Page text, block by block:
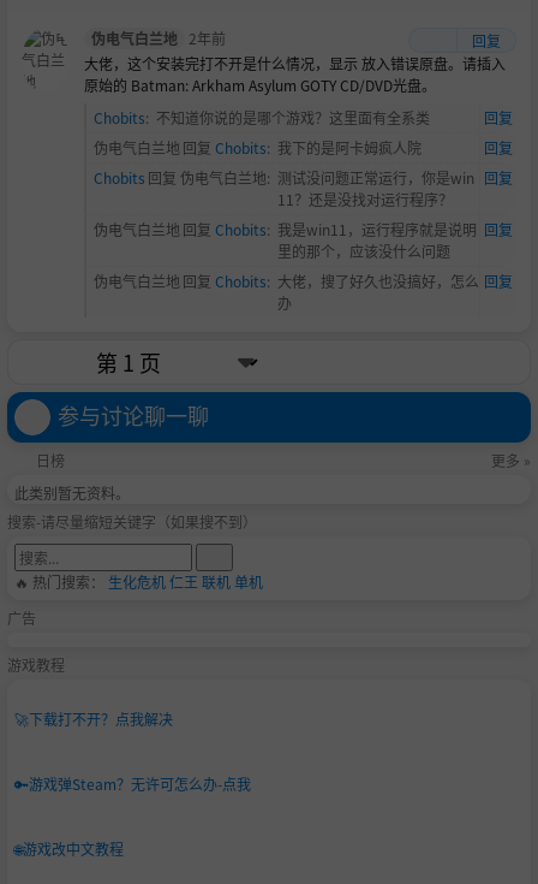
伪电气白兰地 2年前
回复
大佬，这个安装完打不开是什么情况，显示 放入错误原盘。请插入
原始的 Batman: Arkham Asylum GOTY CD/DVD光盘。
Chobits: 不知道你说的是哪个游戏？这里面有全系类
回复
伪电气白兰地 回复 Chobits: 我下的是阿卡姆疯人院
回复
Chobits 回复 伪电气白兰地: 测试没问题正常运行，你是win
11？还是没找对运行程序？
回复
伪电气白兰地 回复 Chobits: 我是win11，运行程序就是说明
里的那个，应该没什么问题
回复
伪电气白兰地 回复 Chobits: 大佬，搜了好久也没搞好，怎么
办
回复
参与讨论聊一聊
日榜
更多 »
此类别暂无资料。
搜索-请尽量缩短关键字（如果搜不到）
🔥 热门搜索： 生化危机仁王联机单机
广告
游戏教程
🚀下载打不开？点我解决
🔑游戏弹Steam？无许可怎么办-点我
🌐游戏改中文教程